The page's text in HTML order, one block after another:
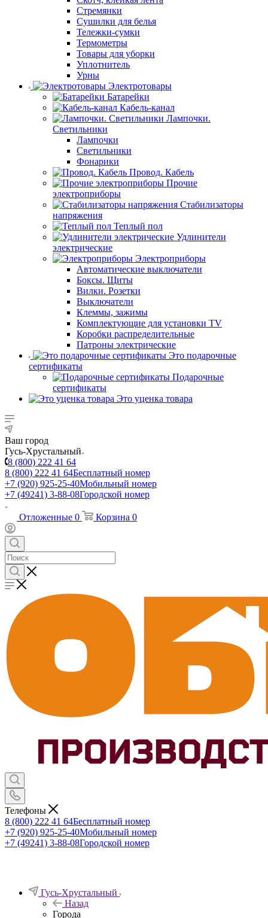
Стремянки
Сушилки для белья
Тележки-сумки
Термометры
Товары для уборки
Уплотнитель
Урны
Электротовары
Батарейки
Кабель-канал
Лампочки.
Светильники
Лампочки
Светильники
Фонарики
Провод. Кабель
Прочие
электроприборы
Стабилизаторы
напряжения
Теплый пол
Удлинители
электрические
Электроприборы
Автоматические выключатели
Боксы. Щиты
Вилки. Розетки
Выключатели
Клеммы, зажимы
Комплектующие для установки TV
Коробки распределительные
Патроны электрические
Это подарочные
сертификаты
Подарочные
сертификаты
Это уценка товара
Ваш город
Гусь-Хрустальный
8 (800) 222 41 64
8 (800) 222 41 64Бесплатный номер
+7 (920) 925-25-40Мобильный номер
+7 (49241) 3-88-08Городской номер
Отложенные 0 Корзина 0
Телефоны
8 (800) 222 41 64Бесплатный номер
+7 (920) 925-25-40Мобильный номер
+7 (49241) 3-88-08Городской номер
Гусь-Хрустальный
Назад
Города